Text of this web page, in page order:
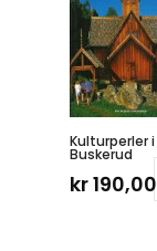
Kulturperler i
Buskerud
kr190,00